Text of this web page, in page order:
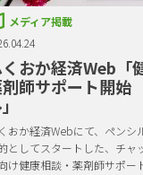
メディア掲載
おか経済Web「
剤師サポート開
おか経済Webにて、ペンシ
としてスタートした、チャ
け健康相談・薬剤師サポー